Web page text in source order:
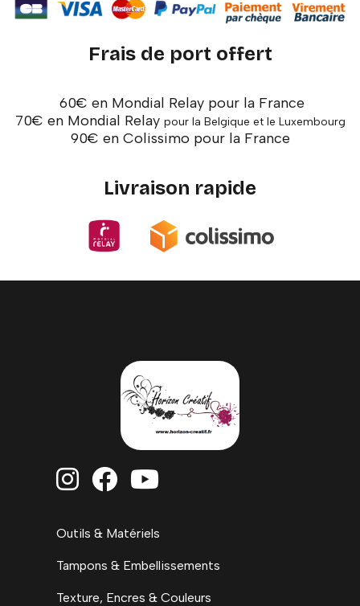
Frais de port offert
60€ en Mondial Relay pour la France
70€ en Mondial Relay pour la Belgique et le Luxembourg
90€ en Colissimo pour la France
Livraison rapide
  
Outils & Matériels
Tampons & Embellissements
Texture, Encres & Couleurs